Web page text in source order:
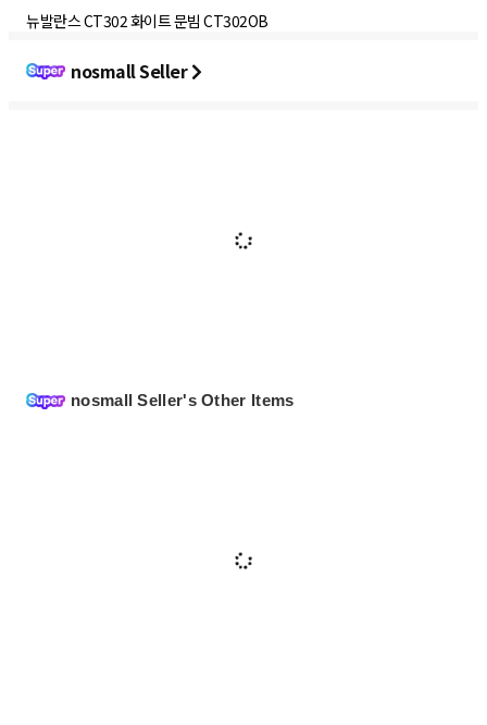
뉴발란스 CT302 화이트 문빔 CT302OB
nosmall Seller
nosmall Seller's Other Items